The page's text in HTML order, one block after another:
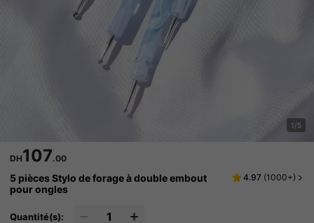
1/5
DH107.00
5 pièces Stylo de forage à double embout
pour ongles
4.97 (1000+)
Quantité(s):